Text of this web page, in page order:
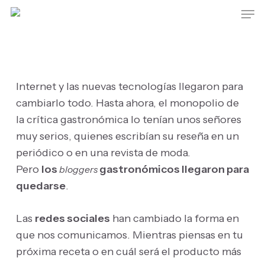
Skip
Internet y las nuevas tecnologías llegaron para
cambiarlo todo. Hasta ahora, el monopolio de
la crítica gastronómica lo tenían unos señores
muy serios, quienes escribían su reseña en un
periódico o en una revista de moda.
Pero los bloggersgastronómicos llegaron para
quedarse.
Las redes sociales han cambiado la forma en
que nos comunicamos. Mientras piensas en tu
próxima receta o en cuál será el producto más